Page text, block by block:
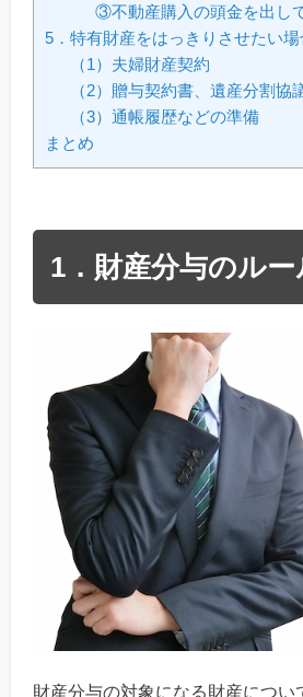
③不動産購入の頭金を出し
5．特有財産をはっきりさせたい
（1）夫婦財産契約
（2）贈与契約書、遺産分割協
（3）通帳履歴などの準備
まとめ
1．財産分与のル
財産分与の対象になる財産につい